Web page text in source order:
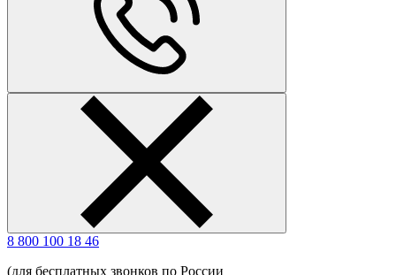
8 800 100 18 46
(для бесплатных звонков по России